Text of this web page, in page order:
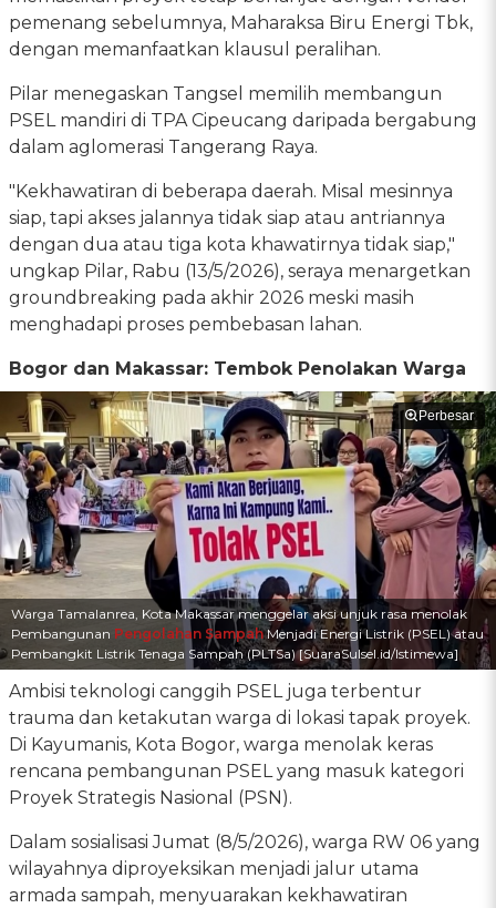
pemenang sebelumnya, Maharaksa Biru Energi Tbk,
dengan memanfaatkan klausul peralihan.
Pilar menegaskan Tangsel memilih membangun
PSEL mandiri di TPA Cipeucang daripada bergabung
dalam aglomerasi Tangerang Raya.
"Kekhawatiran di beberapa daerah. Misal mesinnya
siap, tapi akses jalannya tidak siap atau antriannya
dengan dua atau tiga kota khawatirnya tidak siap,"
ungkap Pilar, Rabu (13/5/2026), seraya menargetkan
groundbreaking pada akhir 2026 meski masih
menghadapi proses pembebasan lahan.
Bogor dan Makassar: Tembok Penolakan Warga
Perbesar
Warga Tamalanrea, Kota Makassar menggelar aksi unjuk rasa menolak
Pembangunan Pengolahan SampahMenjadi Energi Listrik (PSEL) atau
Pembangkit Listrik Tenaga Sampah (PLTSa) [SuaraSulsel.id/Istimewa]
Ambisi teknologi canggih PSEL juga terbentur
trauma dan ketakutan warga di lokasi tapak proyek.
Di Kayumanis, Kota Bogor, warga menolak keras
rencana pembangunan PSEL yang masuk kategori
Proyek Strategis Nasional (PSN).
Dalam sosialisasi Jumat (8/5/2026), warga RW 06 yang
wilayahnya diproyeksikan menjadi jalur utama
armada sampah, menyuarakan kekhawatiran